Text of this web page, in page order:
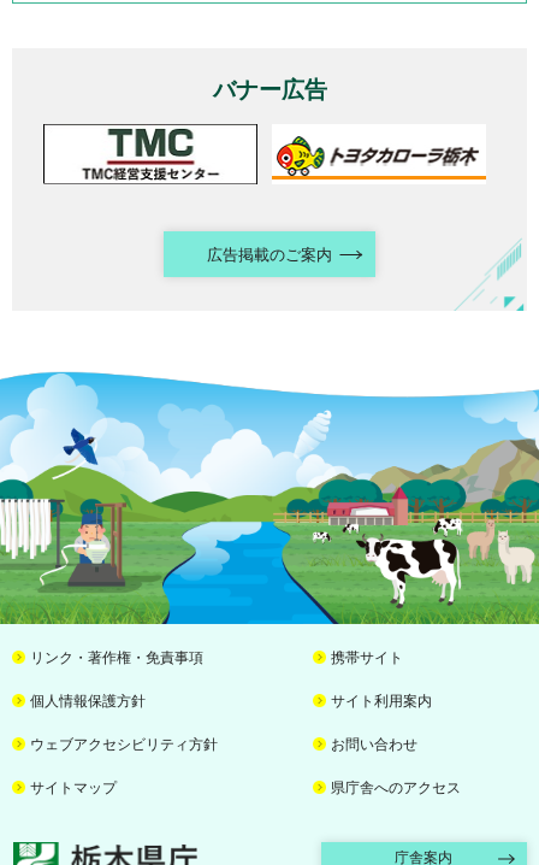
バナー広告
広告掲載のご案内
リンク・著作権・免責事項 携帯サイト
個人情報保護方針 サイト利用案内
ウェブアクセシビリティ方針 お問い合わせ
サイトマップ 県庁舎へのアクセス
栃木県庁 庁舎案内